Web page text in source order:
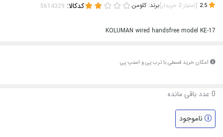
(امتیاز 2 خریدار)برند:کلومن کدکالا:
KOLUMAN wired handsfree model KE-17
امکان خرید قسطی با ترب پی و اسنپ پی
0 عدد باقی مانده
ناموجود